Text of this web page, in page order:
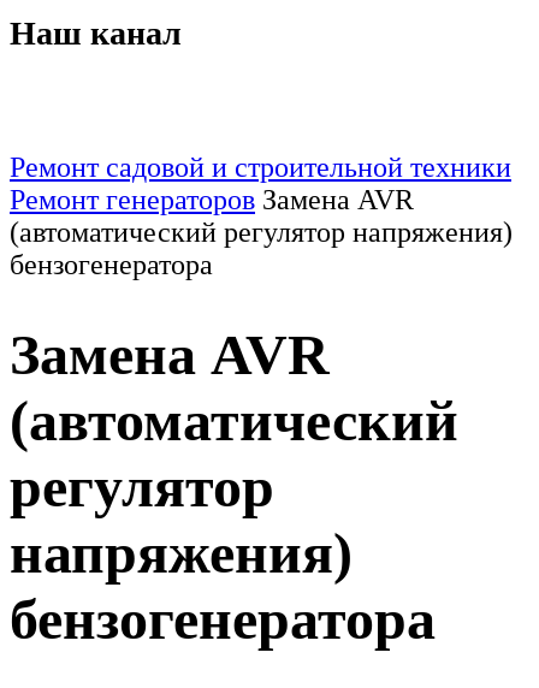
Наш канал
Ремонт садовой и строительной техники
Ремонт генераторов Замена AVR
(автоматический регулятор напряжения)
бензогенератора
Замена AVR
(автоматический
регулятор
напряжения)
бензогенератора